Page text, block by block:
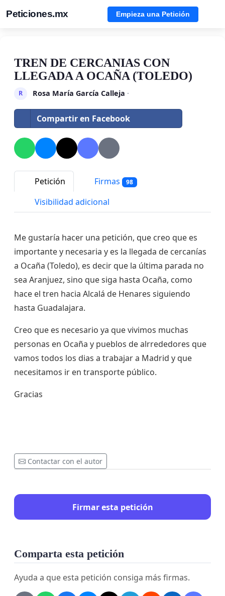
Peticiones.mx Empieza una Petición
TREN DE CERCANIAS CON
LLEGADA A OCAÑA (TOLEDO)
R Rosa María García Calleja ·
Compartir en Facebook
Petición Firmas 98
Visibilidad adicional
Me gustaría hacer una petición, que creo que es
importante y necesaria y es la llegada de cercanías
a Ocaña (Toledo), es decir que la última parada no
sea Aranjuez, sino que siga hasta Ocaña, como
hace el tren hacia Alcalá de Henares siguiendo
hasta Guadalajara.
Creo que es necesario ya que vivimos muchas
personas en Ocaña y pueblos de alrrededores que
vamos todos los dias a trabajar a Madrid y que
necesitamos ir en transporte público.
Gracias
Contactar con el autor
Firmar esta petición
Comparta esta petición
Ayuda a que esta petición consiga más firmas.